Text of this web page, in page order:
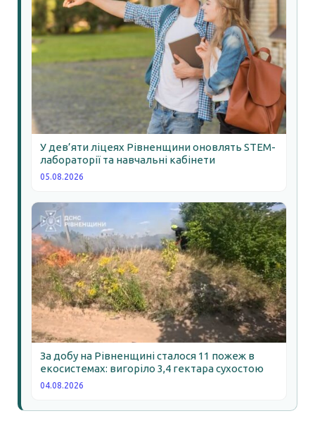
У дев’яти ліцеях Рівненщини оновлять STEM-
лабораторії та навчальні кабінети
05.08.2026
За добу на Рівненщині сталося 11 пожеж в
екосистемах: вигоріло 3,4 гектара сухостою
04.08.2026